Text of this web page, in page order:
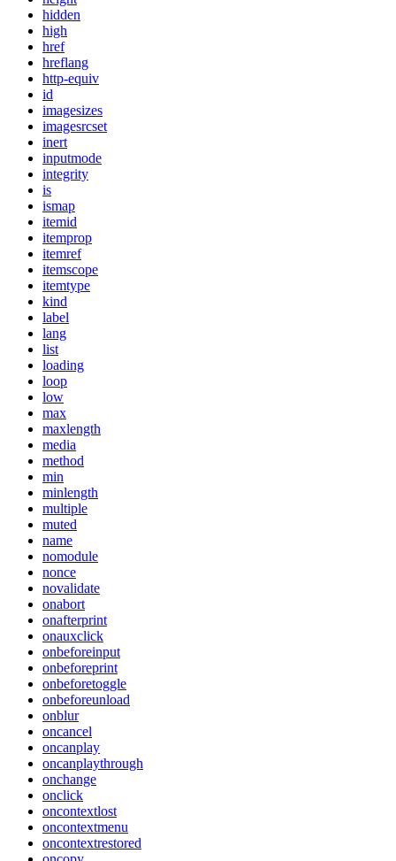
hidden
high
href
hreflang
http-equiv
id
imagesizes
imagesrcset
inert
inputmode
integrity
is
ismap
itemid
itemprop
itemref
itemscope
itemtype
kind
label
lang
list
loading
loop
low
max
maxlength
media
method
min
minlength
multiple
muted
name
nomodule
nonce
novalidate
onabort
onafterprint
onauxclick
onbeforeinput
onbeforeprint
onbeforetoggle
onbeforeunload
onblur
oncancel
oncanplay
oncanplaythrough
onchange
onclick
oncontextlost
oncontextmenu
oncontextrestored